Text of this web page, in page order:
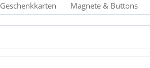
Geschenkkarten Magnete & Buttons